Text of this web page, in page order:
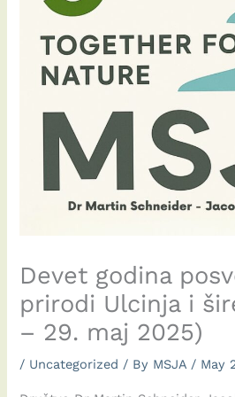
Devet godina
prirodi Ulcinja i
– 29. maj 2025)
/ Uncategorized / By MSJA / May